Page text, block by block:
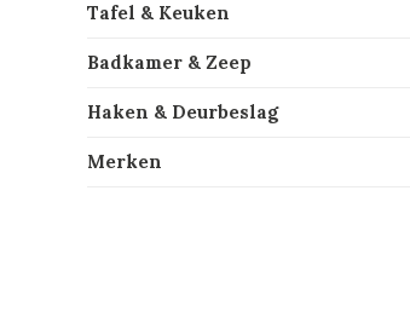
Tafel & Keuken
Badkamer & Zeep
Haken & Deurbeslag
Merken